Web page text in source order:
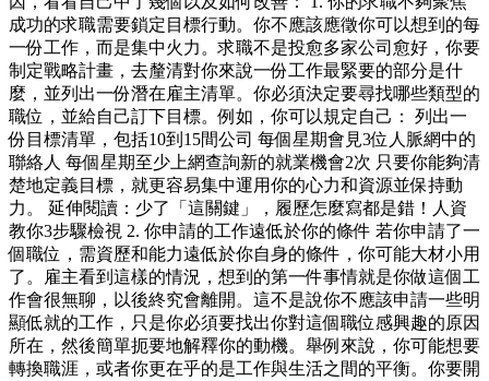
成功的求職需要鎖定目標行動。你不應該應徵你可以想到的每
一份工作，而是集中火力。求職不是投愈多家公司愈好，你要
制定戰略計畫，去釐清對你來說一份工作最緊要的部分是什
麼，並列出一份潛在雇主清單。你必須決定要尋找哪些類型的
職位，並給自己訂下目標。例如，你可以規定自己： 列出一
份目標清單，包括10到15間公司 每個星期會見3位人脈網中的
聯絡人 每個星期至少上網查詢新的就業機會2次 只要你能夠清
楚地定義目標，就更容易集中運用你的心力和資源並保持動
力。 延伸閱讀：少了「這關鍵」，履歷怎麼寫都是錯！人資
教你3步驟檢視 2. 你申請的工作遠低於你的條件 若你申請了一
個職位，需資歷和能力遠低於你自身的條件，你可能大材小用
了。雇主看到這樣的情況，想到的第一件事情就是你做這個工
作會很無聊，以後終究會離開。這不是說你不應該申請一些明
顯低就的工作，只是你必須要找出你對這個職位感興趣的原因
所在，然後簡單扼要地解釋你的動機。舉例來說，你可能想要
轉換職涯，或者你更在乎的是工作與生活之間的平衡。你要開